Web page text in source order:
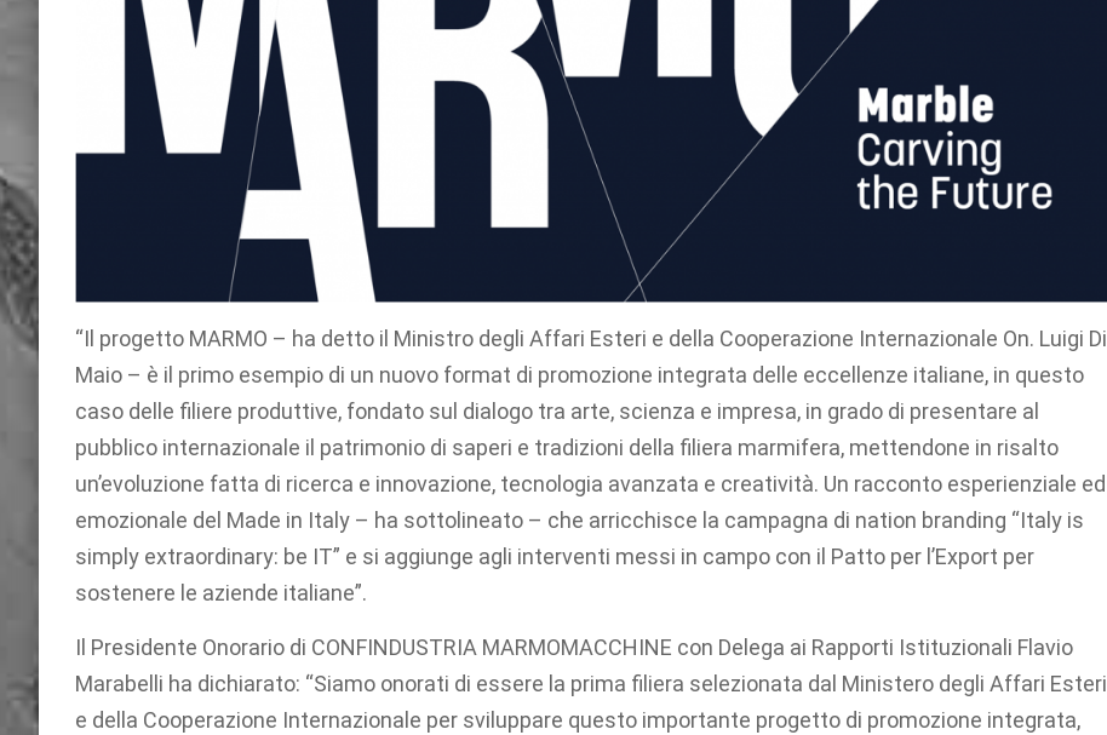
“Il progetto MARMO – ha detto il Ministro degli Affari Esteri e della Cooperazione Internazionale On. Luigi Di
Maio – è il primo esempio di un nuovo format di promozione integrata delle eccellenze italiane, in questo
caso delle filiere produttive, fondato sul dialogo tra arte, scienza e impresa, in grado di presentare al
pubblico internazionale il patrimonio di saperi e tradizioni della filiera marmifera, mettendone in risalto
un’evoluzione fatta di ricerca e innovazione, tecnologia avanzata e creatività. Un racconto esperienziale ed
emozionale del Made in Italy – ha sottolineato – che arricchisce la campagna di nation branding “Italy is
simply extraordinary: be IT” e si aggiunge agli interventi messi in campo con il Patto per l’Export per
sostenere le aziende italiane”.
Il Presidente Onorario di CONFINDUSTRIA MARMOMACCHINE con Delega ai Rapporti Istituzionali Flavio
Marabelli ha dichiarato: “Siamo onorati di essere la prima filiera selezionata dal Ministero degli Affari Esteri
e della Cooperazione Internazionale per sviluppare questo importante progetto di promozione integrata,